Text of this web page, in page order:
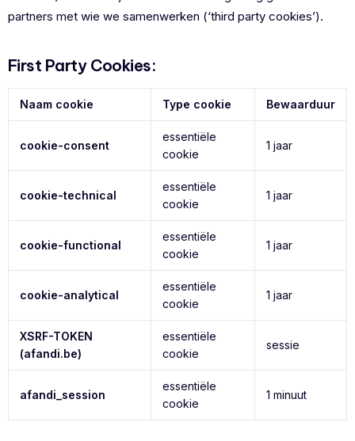
partners met wie we samenwerken (‘third party cookies’).
First Party Cookies:
Naam cookie Type cookie Bewaarduur
cookie-consent
essentiële
cookie
1 jaar
cookie-technical
essentiële
cookie
1 jaar
cookie-functional
essentiële
cookie
1 jaar
cookie-analytical
essentiële
cookie
1 jaar
XSRF-TOKEN
(afandi.be)
essentiële
cookie
sessie
afandi_session
essentiële
cookie
1 minuut